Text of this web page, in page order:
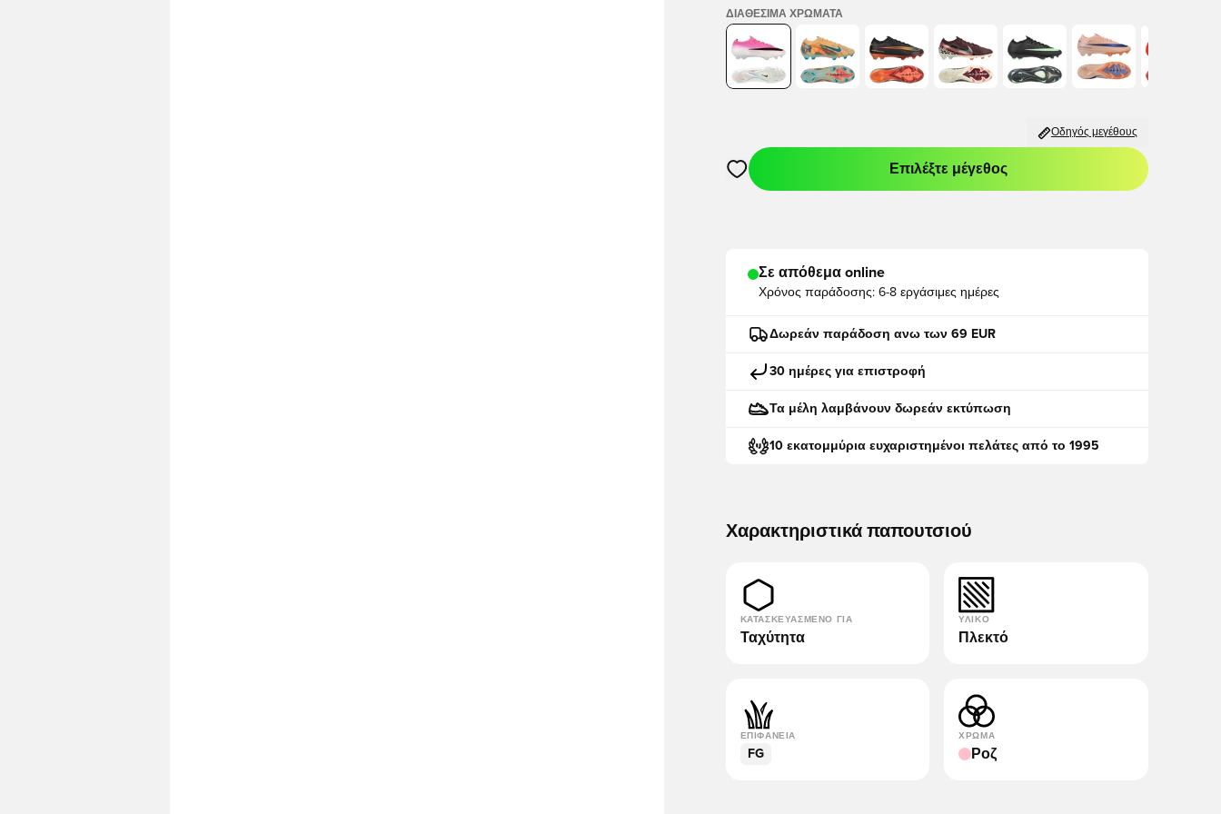
ΔΙΑΘΈΣΙΜΑ ΧΡΏΜΑΤΑ
Οδηγός μεγέθους
Ανοίγει ένα Modal για να συνδεθείτε ή να εγγραφείτε ως μέλος
Επιλέξτε μέγεθος
Σε απόθεμα online
Χρόνος παράδοσης: 6-8 εργάσιμες ημέρες
Δωρεάν παράδοση ανω των 69 EUR
30 ημέρες για επιστροφή
Τα μέλη λαμβάνουν δωρεάν εκτύπωση
10 εκατομμύρια ευχαριστημένοι πελάτες από το 1995
Χαρακτηριστικά παπουτσιού
ΚΑΤΑΣΚΕΥΑΣΜΈΝΟ ΓΙΑ
Ταχύτητα
ΥΛΙΚΌ
Πλεκτό
ΕΠΙΦΆΝΕΙΑ
FG
ΧΡΏΜΑ
Ροζ